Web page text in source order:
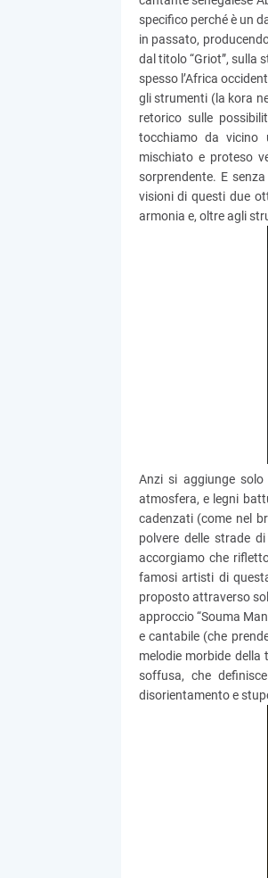
specifico perché è un
in passato,
dal titolo “Griot”, sulla
spesso l’Africa
gli strumenti (la kora
retorico sulle
tocchiamo da vicino
mischiato e proteso
sorprendente. E
visioni di questi due
armonia e, oltre agli
Anzi si aggiunge
atmosfera, e legni
cadenzati (come nel
polvere delle strade
accorgiamo che
famosi artisti di
proposto attraverso
approccio “Souma
e cantabile (che
melodie morbide
soffusa, che
disorientamento e